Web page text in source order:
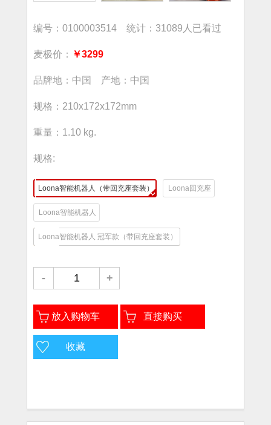
编号：0100003514 统计：31089人已看过
麦极价： ￥3299
品牌地：中国 产地：中国
规格：210x172x172mm
重量：1.10 kg.
规格:
Loona智能机器人（带回充座套装） Loona回充座
Loona智能机器人
Loona智能机器人 冠军款（带回充座套装）
- +